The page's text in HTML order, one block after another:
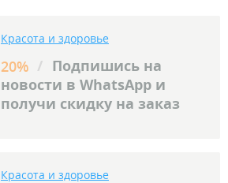
Красота и здоровье
20% / Подпишись на
новости в WhatsApp и
получи скидку на заказ
Красота и здоровье